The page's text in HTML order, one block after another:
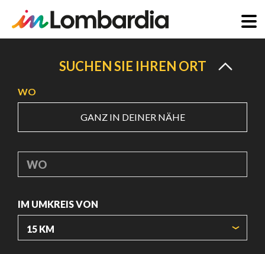
SUCHEN SIE IHREN ORT
WO
GANZ IN DEINER NÄHE
WO
IM UMKREIS VON